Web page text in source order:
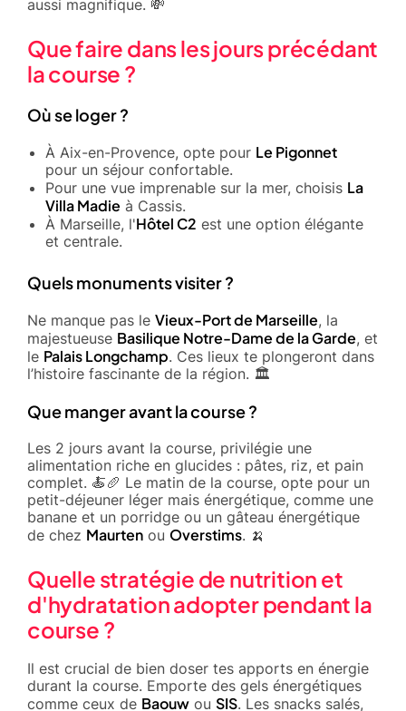
aussi magnifique. 💸
Que faire dans les jours précédant
la course ?
Où se loger ?
À Aix-en-Provence, opte pour Le Pigonnet
pour un séjour confortable.
Pour une vue imprenable sur la mer, choisis La
Villa Madie à Cassis.
À Marseille, l'Hôtel C2 est une option élégante
et centrale.
Quels monuments visiter ?
Ne manque pas le Vieux-Port de Marseille, la
majestueuse Basilique Notre-Dame de la Garde, et
le Palais Longchamp. Ces lieux te plongeront dans
l’histoire fascinante de la région. 🏛️
Que manger avant la course ?
Les 2 jours avant la course, privilégie une
alimentation riche en glucides : pâtes, riz, et pain
complet. 🍝🥖 Le matin de la course, opte pour un
petit-déjeuner léger mais énergétique, comme une
banane et un porridge ou un gâteau énergétique
de chez Maurten ou Overstims. 🍌
Quelle stratégie de nutrition et
d'hydratation adopter pendant la
course ?
Il est crucial de bien doser tes apports en énergie
durant la course. Emporte des gels énergétiques
comme ceux de Baouw ou SIS. Les snacks salés,